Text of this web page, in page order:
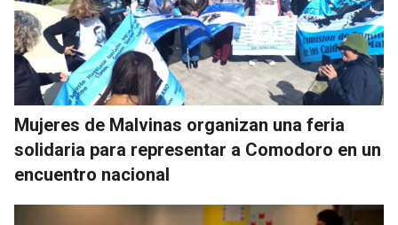
Mujeres de Malvinas organizan una feria
solidaria para representar a Comodoro en un
encuentro nacional